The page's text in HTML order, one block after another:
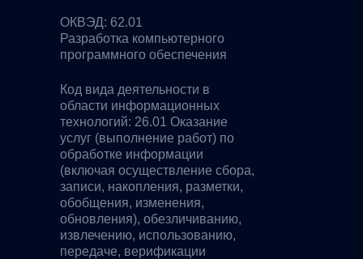
ОКВЭД: 62.01
Разработка компьютерного
программного обеспечения
Код вида деятельности в
области информационных
технологий: 26.01 Оказание
услуг (выполнение работ) по
обработке информации
(включая осуществление сбора,
записи, накопления, разметки,
обобщения, изменения,
обновления), обезличиванию,
извлечению, использованию,
передаче, верификации